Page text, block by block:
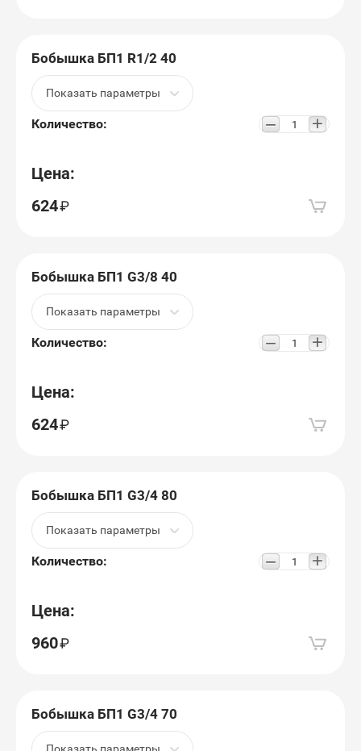
Бобышка БП1 R1/2 40
Показать параметры
Количество: − +
Цена:
624
Бобышка БП1 G3/8 40
Показать параметры
Количество: − +
Цена:
624
Бобышка БП1 G3/4 80
Показать параметры
Количество: − +
Цена:
960
Бобышка БП1 G3/4 70